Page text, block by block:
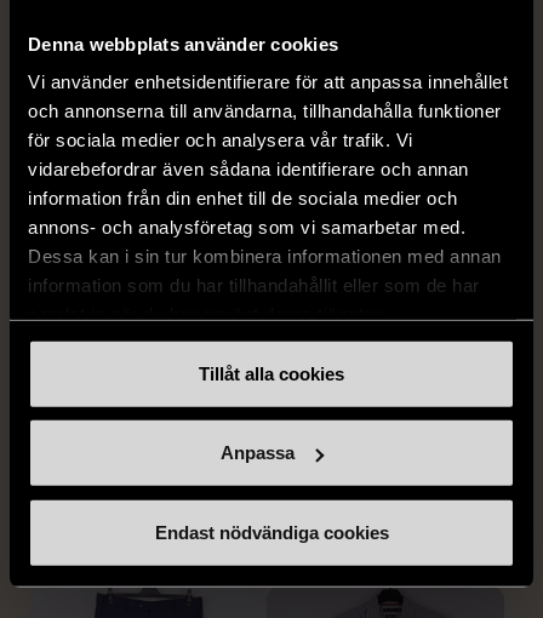
Denna webbplats använder cookies
Vi använder enhetsidentifierare för att anpassa innehållet
och annonserna till användarna, tillhandahålla funktioner
för sociala medier och analysera vår trafik. Vi
vidarebefordrar även sådana identifierare och annan
information från din enhet till de sociala medier och
annons- och analysföretag som vi samarbetar med.
Dessa kan i sin tur kombinera informationen med annan
information som du har tillhandahållit eller som de har
Tillåt alla cookies
Anpassa
Endast nödvändiga cookies
L (50) Gott skick
259 kr
Mycket gott skick
279 kr
BY TEESHOPPEN
XXL (54) Nytt skick
HILDITCH & KEY
med bröstficka
Mycket gott skick
399 kr